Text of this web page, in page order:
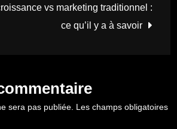
vs marketing traditionnel :
ce qu’il y a à savoir
sera pas publiée. Les champs obligatoires